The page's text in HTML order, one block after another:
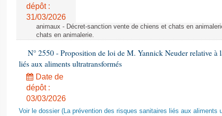
dépôt :
31/03/2026
animaux - Décret-sanction vente de chiens et chats en
chats en animalerie.
N° 2550 - Proposition de loi de M. Yannick Neuder relative à
liés aux aliments ultratransformés
Date de
dépôt :
03/03/2026
Voir le dossier (La prévention des risques sanitaires liés aux aliments